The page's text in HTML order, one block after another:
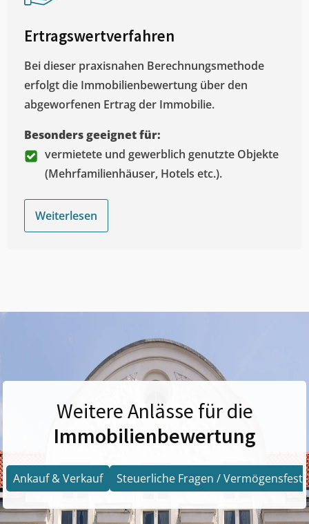
Ertragswertverfahren
Bei dieser praxisnahen Berechnungsmethode
erfolgt die Immobilienbewertung über den
abgeworfenen Ertrag der Immobilie.
Besonders geeignet für:
vermietete und gewerblich genutzte Objekte
(Mehrfamilienhäuser, Hotels etc.).
Weiterlesen
Weitere Anlässe für die
Immobilienbewertung
Ankauf & Verkauf Steuerliche Fragen /